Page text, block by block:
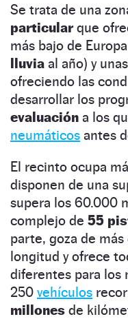
Se trata de una
particularque
más bajo de
lluvia al año) y
ofreciendo las
desarrollar los
evaluación a los
neumáticos antes
El recinto ocupa
disponen de una
supera los 60.000
complejo de 55
parte, goza de más
longitud y ofrece
diferentes para los
250 vehículos
millones de